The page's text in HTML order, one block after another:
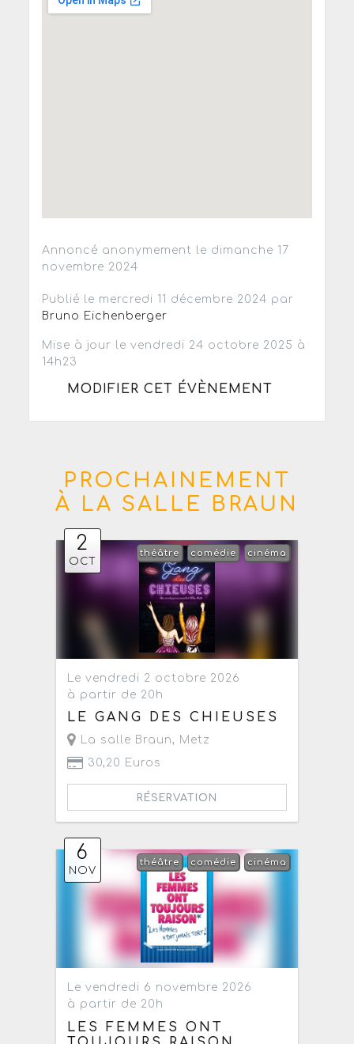
Annoncé anonymement le dimanche 17
novembre 2024
Publié le mercredi 11 décembre 2024 par
Bruno Eichenberger
Mise à jour le vendredi 24 octobre 2025 à
14h23
MODIFIER CET ÉVÈNEMENT
PROCHAINEMENT
À LA SALLE BRAUN
2
OCT
cinéma
comédie
théâtre
Le vendredi 2 octobre 2026
à partir de 20h
LE GANG DES CHIEUSES
La salle Braun, Metz
30,20 Euros
RÉSERVATION
6
NOV
cinéma
comédie
théâtre
Le vendredi 6 novembre 2026
à partir de 20h
LES FEMMES ONT